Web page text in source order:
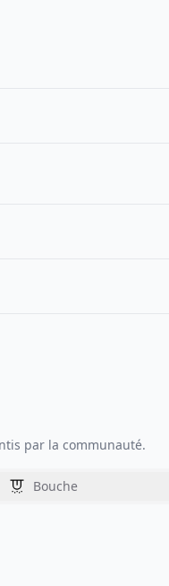
par la communauté.
Bouche